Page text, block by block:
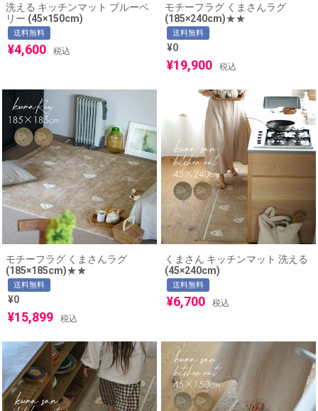
洗える キッチンマット ブルーベ
リー (45×150cm)
送料無料
¥4,600 税込
モチーフラグ くまさんラグ
(185×240cm)★★
送料無料
¥0
¥19,900 税込
モチーフラグ くまさんラグ
(185×185cm)★★
送料無料
¥0
¥15,899 税込
くまさん キッチンマット 洗える
(45×240cm)
送料無料
¥6,700 税込